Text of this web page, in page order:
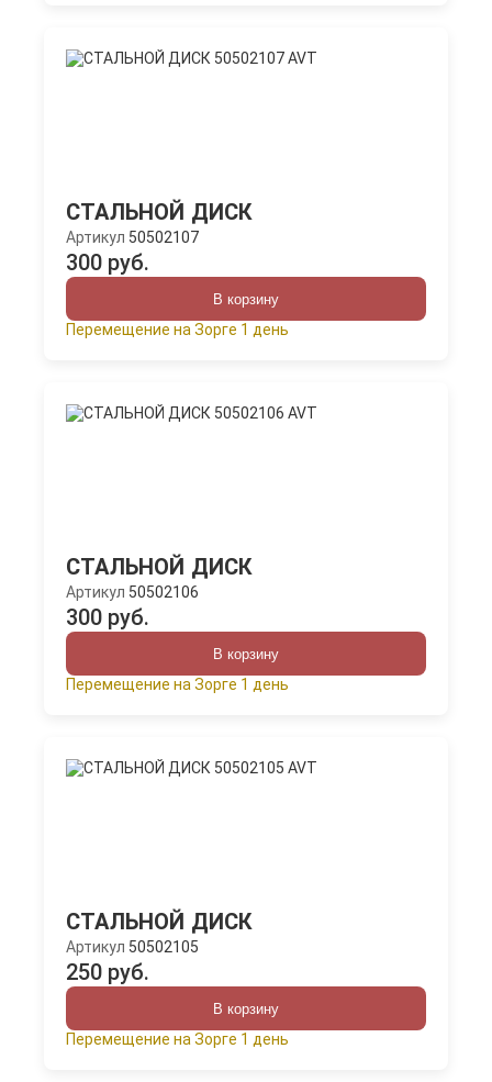
СТАЛЬНОЙ ДИСК
Артикул 50502107
300 руб.
В корзину
Перемещение на Зорге 1 день
СТАЛЬНОЙ ДИСК
Артикул 50502106
300 руб.
В корзину
Перемещение на Зорге 1 день
СТАЛЬНОЙ ДИСК
Артикул 50502105
250 руб.
В корзину
Перемещение на Зорге 1 день